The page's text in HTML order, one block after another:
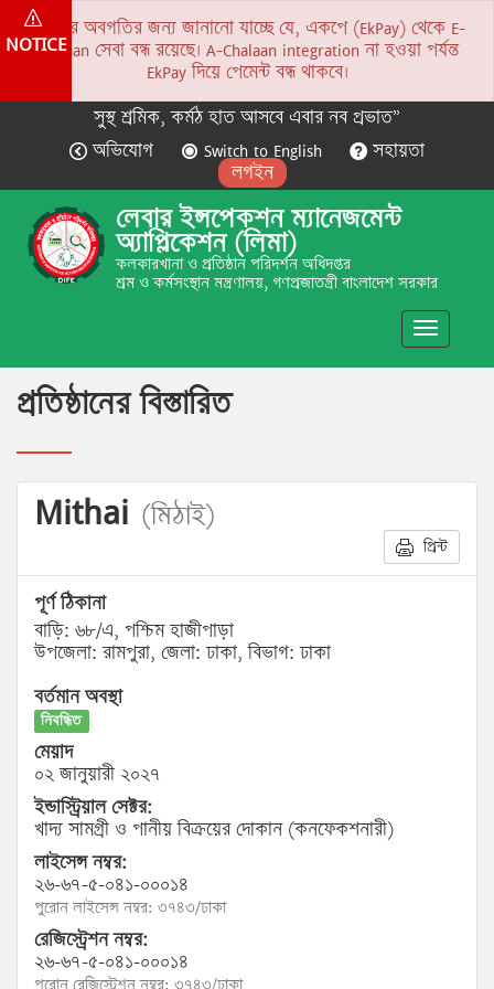
NOTICE
সকলের অবগতির জন্য জানানো যাচ্ছে যে, একপে (EkPay) থেকে E-
Chalaan সেবা বন্ধ রয়েছে। A-Chalaan integration না হওয়া পর্যন্ত
EkPay দিয়ে পেমেন্ট বন্ধ থাকবে।
সুস্থ শ্রমিক, কর্মঠ হাত আসবে এবার নব প্রভাত”
অভিযোগ
Switch to English
সহায়তা
লগইন
লেবার ইন্সপেকশন ম্যানেজমেন্ট
অ্যাপ্লিকেশন (লিমা)
কলকারখানা ও প্রতিষ্ঠান পরিদর্শন অধিদপ্তর
শ্রম ও কর্মসংস্থান মন্ত্রণালয়, গণপ্রজাতন্ত্রী বাংলাদেশ সরকার
Toggle
প্রতিষ্ঠানের বিস্তারিত
Mithai (মিঠাই)
প্রিন্ট
পূর্ণ ঠিকানা
বাড়ি: ৬৮/এ, পশ্চিম হাজীপাড়া
উপজেলা: রামপুরা, জেলা: ঢাকা, বিভাগ: ঢাকা
বর্তমান অবস্থা
নিবন্ধিত
মেয়াদ
০২ জানুয়ারী ২০২৭
ইন্ডাস্ট্রিয়াল সেক্টর:
খাদ্য সামগ্রী ও পানীয় বিক্রয়ের দোকান (কনফেকশনারী)
লাইসেন্স নম্বর:
২৬-৬৭-৫-০৪১-০০০১৪
পুরোন লাইসেন্স নম্বর: ৩৭৪৩/ঢাকা
রেজিস্ট্রেশন নম্বর:
২৬-৬৭-৫-০৪১-০০০১৪
পুরোন রেজিস্ট্রেশন নম্বর: ৩৭৪৩/ঢাকা